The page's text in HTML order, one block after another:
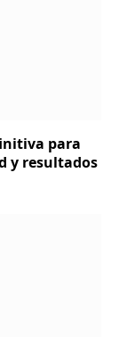
para
y resultados